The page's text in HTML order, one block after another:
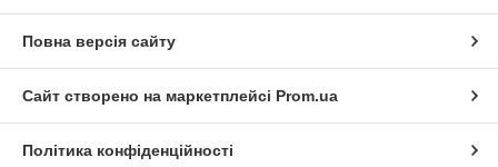
Повна версія сайту
Сайт створено на маркетплейсі Prom.ua
Політика конфіденційності